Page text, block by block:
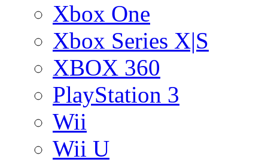
Xbox One
Xbox Series X|S
XBOX 360
PlayStation 3
Wii
Wii U